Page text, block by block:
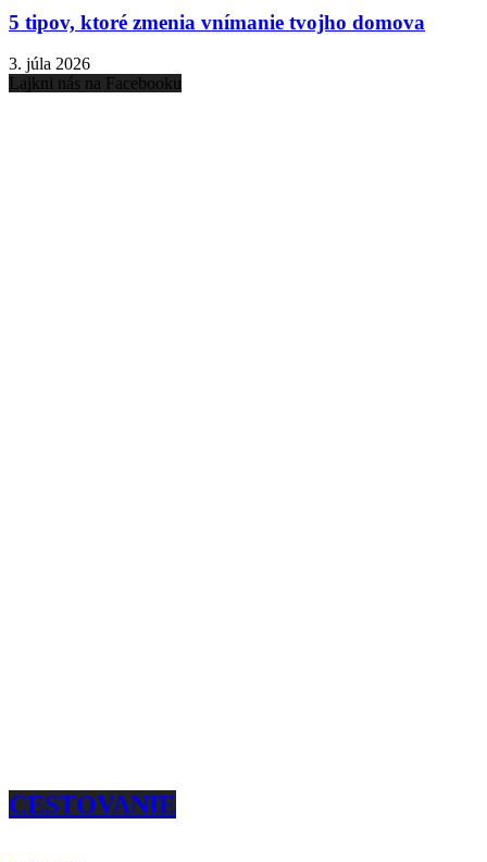
5 tipov, ktoré zmenia vnímanie tvojho domova
3. júla 2026
Lajkni nás na Facebooku
CESTOVANIE